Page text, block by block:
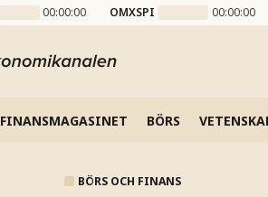
00:00:00 OMXSPI 00:00:00
FINANSMAGASINET BÖRS
BÖRS OCH FINANS